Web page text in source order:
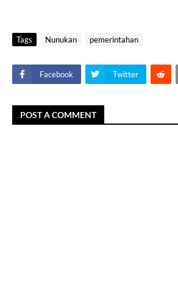
Tags Nunukan pemerintahan
Facebook Twitter
POST A COMMENT